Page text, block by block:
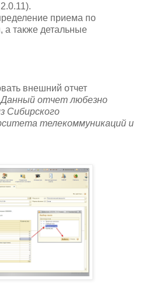
приема по
также детальные
внешний отчет
Данный отчет любезно
Сибирского
телекоммуникаций и